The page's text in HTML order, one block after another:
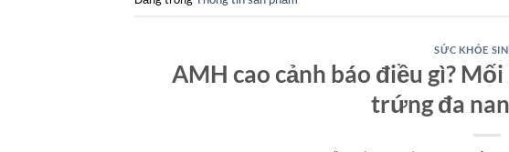
SỨC KHỎE
AMH cao cảnh báo điều gì?
trứng đa